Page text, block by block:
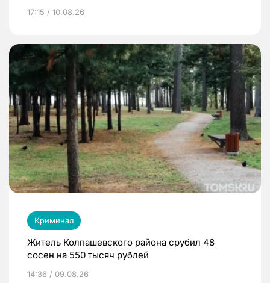
17:15 / 10.08.26
Криминал
Житель Колпашевского района срубил 48
сосен на 550 тысяч рублей
14:36 / 09.08.26